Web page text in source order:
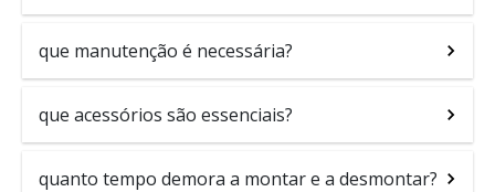
que manutenção é necessária?
que acessórios são essenciais?
quanto tempo demora a montar e a desmontar?